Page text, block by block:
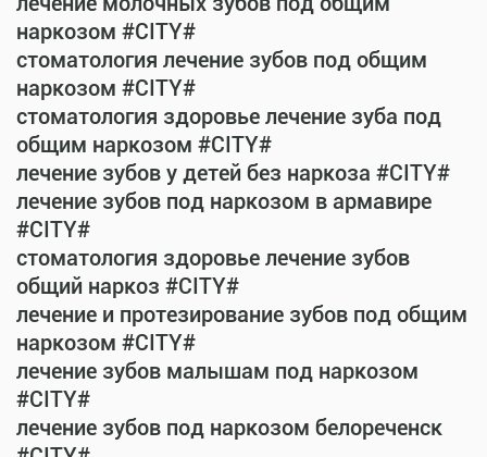
наркозом #CITY#
стоматология лечение зубов под общим
наркозом #CITY#
стоматология здоровье лечение зуба под
общим наркозом #CITY#
лечение зубов у детей без наркоза #CITY#
лечение зубов под наркозом в армавире
#CITY#
стоматология здоровье лечение зубов
общий наркоз #CITY#
лечение и протезирование зубов под общим
наркозом #CITY#
лечение зубов малышам под наркозом
#CITY#
лечение зубов под наркозом белореченск